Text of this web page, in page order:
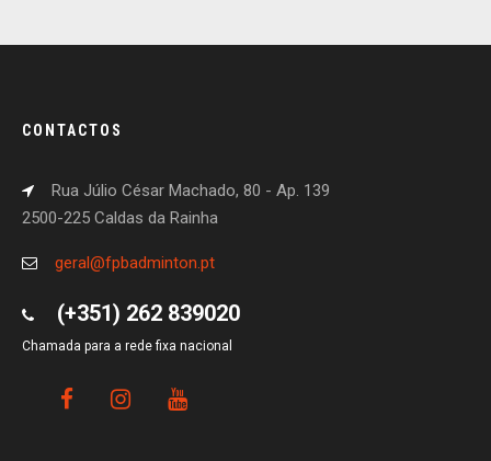
CONTACTOS
Rua Júlio César Machado, 80 - Ap. 139
2500-225 Caldas da Rainha
geral@fpbadminton.pt
(+351) 262 839020
Chamada para a rede fixa nacional